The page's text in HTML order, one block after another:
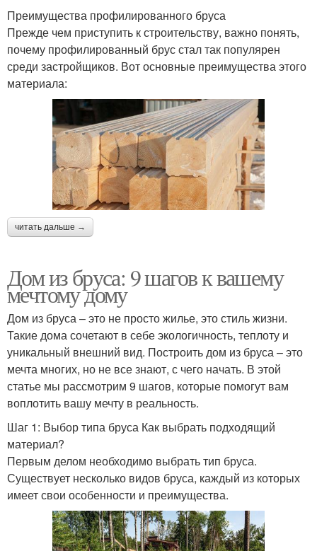
Преимущества профилированного бруса
Прежде чем приступить к строительству, важно понять,
почему профилированный брус стал так популярен
среди застройщиков. Вот основные преимущества этого
материала:
читать дальше →
Дом из бруса: 9 шагов к вашему
мечтому дому
Дом из бруса – это не просто жилье, это стиль жизни.
Такие дома сочетают в себе экологичность, теплоту и
уникальный внешний вид. Построить дом из бруса – это
мечта многих, но не все знают, с чего начать. В этой
статье мы рассмотрим 9 шагов, которые помогут вам
воплотить вашу мечту в реальность.
Шаг 1: Выбор типа бруса Как выбрать подходящий
материал?
Первым делом необходимо выбрать тип бруса.
Существует несколько видов бруса, каждый из которых
имеет свои особенности и преимущества.